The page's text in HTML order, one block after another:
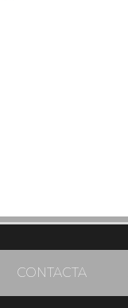
CONTACTA